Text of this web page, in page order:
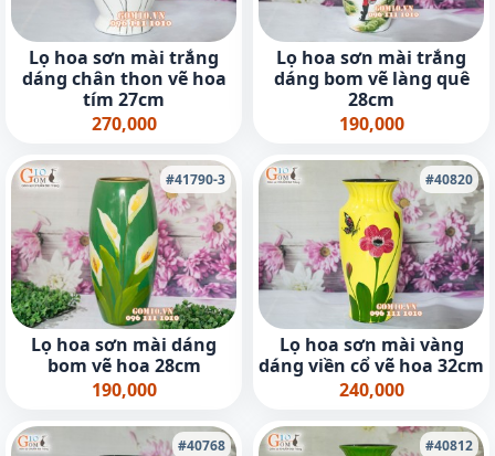
Lọ hoa sơn mài trắng
dáng chân thon vẽ hoa
tím 27cm
270,000
Lọ hoa sơn mài trắng
dáng bom vẽ làng quê
28cm
190,000
#41790-3
Lọ hoa sơn mài dáng
bom vẽ hoa 28cm
190,000
#40820
Lọ hoa sơn mài vàng
dáng viền cổ vẽ hoa 32cm
240,000
#40768 #40812